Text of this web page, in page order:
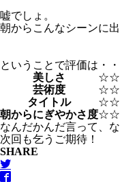
嘘でしょ。
朝からこんなシーンに
ということで評価は・・
美しさ
芸術度
タイトル
朝からにぎやかさ度
なんだかんだ言って、
次回も乞うご期待！
SHARE